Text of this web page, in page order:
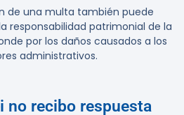
de una multa también puede
responsabilidad patrimonial de la
por los daños causados a los
administrativos.
no recibo respuesta